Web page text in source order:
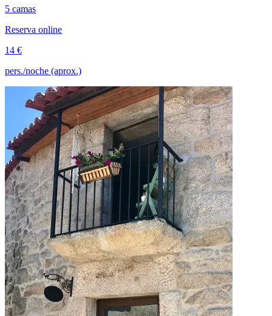
5 camas
Reserva online
14 €
pers./noche (aprox.)